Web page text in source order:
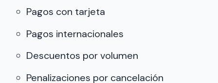
Pagos con tarjeta
Pagos internacionales
Descuentos por volumen
Penalizaciones por cancelación